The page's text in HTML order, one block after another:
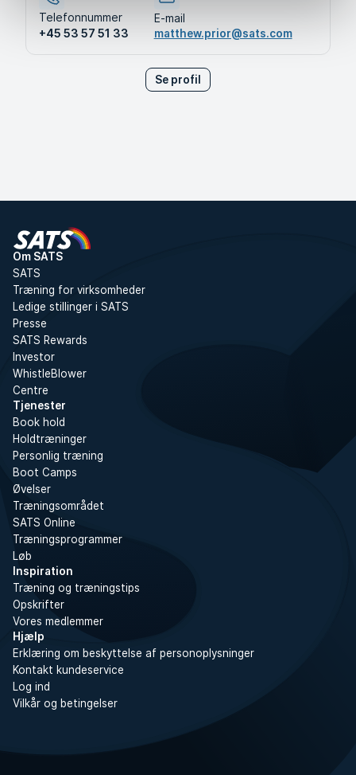
Se profil
Telefonnummer
+45 53 57 51 33
E-mail
matthew.prior@sats.com
Pris for ikke-medlemmer
Om SATS
SATS
Træning for virksomheder
Ledige stillinger i SATS
Presse
SATS Rewards
Investor
WhistleBlower
Centre
Tjenester
Book hold
Holdtræninger
Personlig træning
Boot Camps
Øvelser
Træningsområdet
SATS Online
Træningsprogrammer
Løb
Inspiration
Træning og træningstips
Opskrifter
Vores medlemmer
Hjælp
Erklæring om beskyttelse af personoplysninger
Kontakt kundeservice
Log ind
Vilkår og betingelser